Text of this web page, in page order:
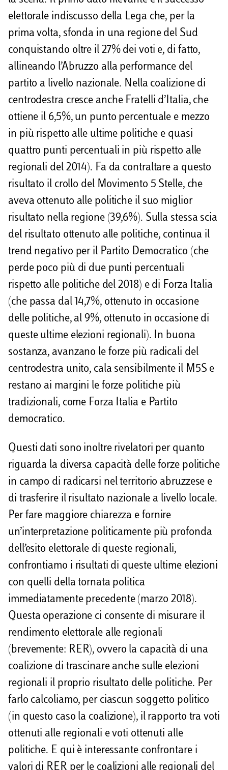
elettorale indiscusso della Lega che, per la
prima volta, sfonda in una regione del Sud
conquistando oltre il 27% dei voti e, di fatto,
allineando l’Abruzzo alla performance del
partito a livello nazionale. Nella coalizione di
centrodestra cresce anche Fratelli d’Italia, che
ottiene il 6,5%, un punto percentuale e mezzo
in più rispetto alle ultime politiche e quasi
quattro punti percentuali in più rispetto alle
regionali del 2014). Fa da contraltare a questo
risultato il crollo del Movimento 5 Stelle, che
aveva ottenuto alle politiche il suo miglior
risultato nella regione (39,6%). Sulla stessa scia
del risultato ottenuto alle politiche, continua il
trend negativo per il Partito Democratico (che
perde poco più di due punti percentuali
rispetto alle politiche del 2018) e di Forza Italia
(che passa dal 14,7%, ottenuto in occasione
delle politiche, al 9%, ottenuto in occasione di
queste ultime elezioni regionali). In buona
sostanza, avanzano le forze più radicali del
centrodestra unito, cala sensibilmente il M5S e
restano ai margini le forze politiche più
tradizionali, come Forza Italia e Partito
democratico.
Questi dati sono inoltre rivelatori per quanto
riguarda la diversa capacità delle forze politiche
in campo di radicarsi nel territorio abruzzese e
di trasferire il risultato nazionale a livello locale.
Per fare maggiore chiarezza e fornire
un’interpretazione politicamente più profonda
dell’esito elettorale di queste regionali,
confrontiamo i risultati di queste ultime elezioni
con quelli della tornata politica
immediatamente precedente (marzo 2018).
Questa operazione ci consente di misurare il
rendimento elettorale alle regionali
(brevemente: RER), ovvero la capacità di una
coalizione di trascinare anche sulle elezioni
regionali il proprio risultato delle politiche. Per
farlo calcoliamo, per ciascun soggetto politico
(in questo caso la coalizione), il rapporto tra voti
ottenuti alle regionali e voti ottenuti alle
politiche. E qui è interessante confrontare i
valori di RER per le coalizioni alle regionali del